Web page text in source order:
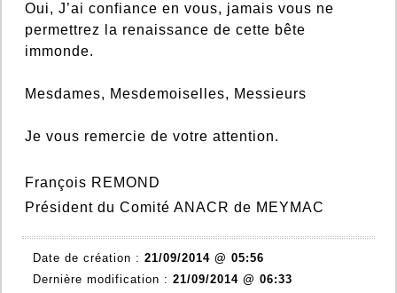
Oui, J’ai confiance en vous, jamais vous ne
permettrez la renaissance de cette bête
immonde.
Mesdames, Mesdemoiselles, Messieurs
Je vous remercie de votre attention.
François REMOND
Président du Comité ANACR de MEYMAC
Date de création : 21/09/2014 @ 05:56
Dernière modification : 21/09/2014 @ 06:33